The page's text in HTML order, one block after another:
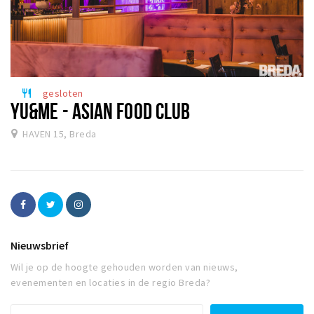
restaurant gesloten
YU&ME - ASIAN FOOD CLUB
HAVEN 15, Breda
Nieuwsbrief
Wil je op de hoogte gehouden worden van nieuws,
evenementen en locaties in de regio Breda?